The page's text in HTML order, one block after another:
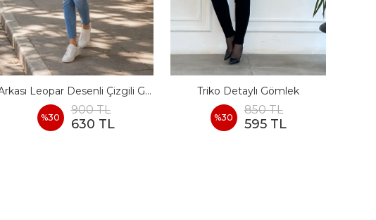
Arkası Leopar Desenli Çizgili Gömlek
%30
900 TL
630 TL
Triko Detaylı Gömlek
%30
850 TL
595 TL